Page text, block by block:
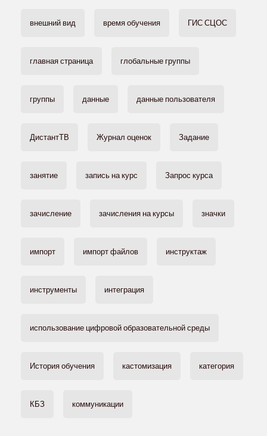
внешний вид время обучения ГИС СЦОС
главная страница глобальные группы
группы данные данные пользователя
ДистантТВ Журнал оценок Задание
занятие запись на курс Запрос курса
зачисление зачисления на курсы значки
импорт импорт файлов инструктаж
инструменты интеграция
использование цифровой образовательной среды
История обучения кастомизация категория
КБЗ коммуникации